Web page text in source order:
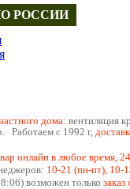
дома: вентиляция
Работаем с 1992 г,
онлайн в любое время,
10-21 (пн-пт), 10-
возможен только заказ
РОССИИ